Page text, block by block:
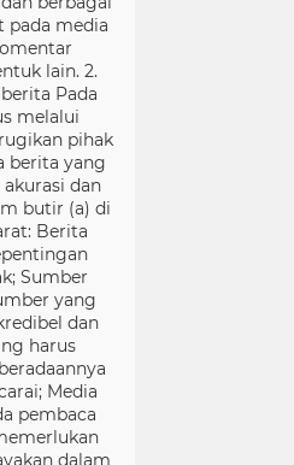
pada media
lain. 2.
Pada
melalui
pihak
berita yang
dan
butir (a) di
Berita
Sumber
yang
dan
harus
Media
pembaca
dalam